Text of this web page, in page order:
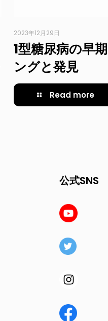
2023年12月29日
1型糖尿病の早
ングと発見
Read more
公式SNS